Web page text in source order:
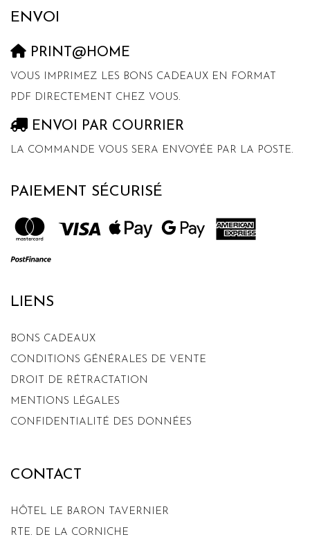
ENVOI
PRINT@HOME
VOUS IMPRIMEZ LES BONS CADEAUX EN FORMAT
PDF DIRECTEMENT CHEZ VOUS.
ENVOI PAR COURRIER
LA COMMANDE VOUS SERA ENVOYÉE PAR LA POSTE.
PAIEMENT SÉCURISÉ
LIENS
BONS CADEAUX
CONDITIONS GÉNÉRALES DE VENTE
DROIT DE RÉTRACTATION
MENTIONS LÉGALES
CONFIDENTIALITÉ DES DONNÉES
CONTACT
HÔTEL LE BARON TAVERNIER
RTE. DE LA CORNICHE